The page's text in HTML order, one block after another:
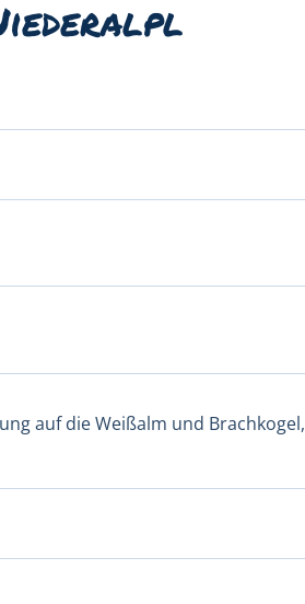
auf die Weißalm und Brachkogel,